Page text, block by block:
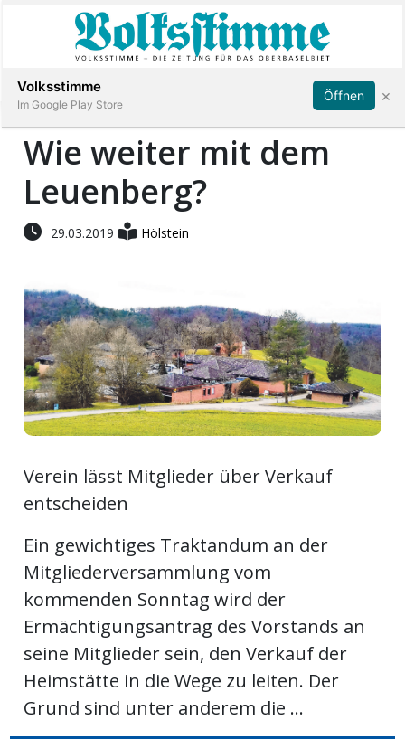
Veranstaltungen
Stellen
E-
Paper
App
Fussball
Abonnieren Anmelden
Wie weiter mit dem
Leuenberg?
29.03.2019 Hölstein
Verein lässt Mitglieder über Verkauf
entscheiden
Ein gewichtiges Traktandum an der
Mitgliederversammlung vom
kommenden Sonntag wird der
Ermächtigungsantrag des Vorstands an
seine Mitglieder sein, den Verkauf der
Heimstätte in die Wege zu leiten. Der
Grund sind unter anderem die ...
Volksstimme
Im Google Play Store
Öffnen ×